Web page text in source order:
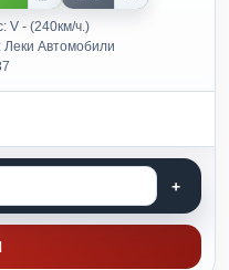
V - (240км/ч.)
Автомобили